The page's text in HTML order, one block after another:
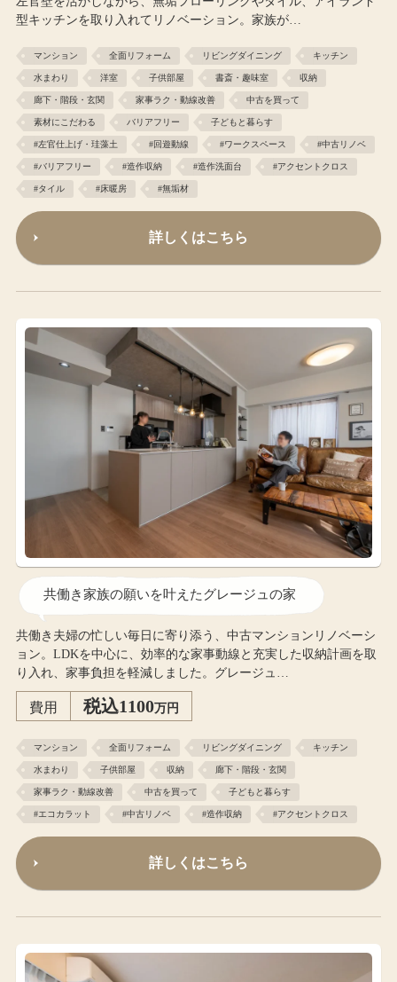
型キッチンを取り入れてリノベーション。家族が…
マンション 全面リフォーム リビングダイニング キッチン
水まわり 洋室 子供部屋 書斎・趣味室 収納
廊下・階段・玄関 家事ラク・動線改善 中古を買って
素材にこだわる バリアフリー 子どもと暮らす
#左官仕上げ・珪藻土 #回遊動線 #ワークスペース #中古リノベ
#バリアフリー #造作収納 #造作洗面台 #アクセントクロス
#タイル #床暖房 #無垢材
詳しくはこちら
共働き家族の願いを叶えたグレージュの家
共働き夫婦の忙しい毎日に寄り添う、中古マンションリノベーシ
ョン。LDKを中心に、効率的な家事動線と充実した収納計画を取
り入れ、家事負担を軽減しました。グレージュ…
費用 税込1100万円
マンション 全面リフォーム リビングダイニング キッチン
水まわり 子供部屋 収納 廊下・階段・玄関
家事ラク・動線改善 中古を買って 子どもと暮らす
#エコカラット #中古リノベ #造作収納 #アクセントクロス
詳しくはこちら